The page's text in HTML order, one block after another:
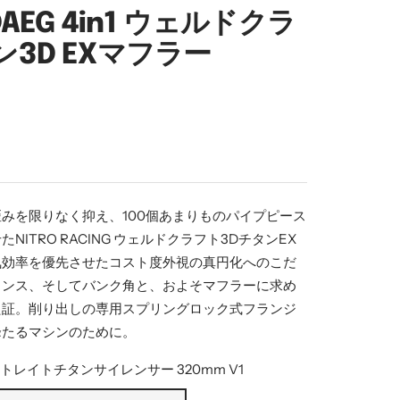
4in1 ウェルドクラ
3D EXマフラー
を限りなく抑え、100個あまりものパイプピース
NITRO RACING ウェルドクラフト3DチタンEX
率を優先させたコスト度外視の真円化へのこだ
ス、そしてバンク角と、およそマフラーに求め
。削り出しの専用スプリングロック式フランジ
るマシンのために。
レイトチタンサイレンサー 320mm V1